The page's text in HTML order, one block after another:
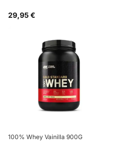
29,95 €
100% Whey Vainilla 900G